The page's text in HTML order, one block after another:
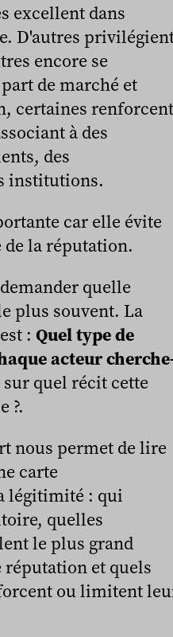
excellent dans
D'autres
encore se
de marché et
certaines renforcent
à des
des
institutions.
car elle évite
la réputation.
quelle
plus souvent. La
: Quel type de
acteur
sur quel récit cette
?.
nous permet de lire
carte
légitimité : qui
quelles
le plus grand
et quels
ou limitent